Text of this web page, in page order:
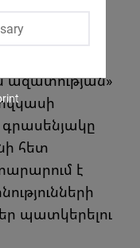
ազատության»
հետ
է
պատկերելու